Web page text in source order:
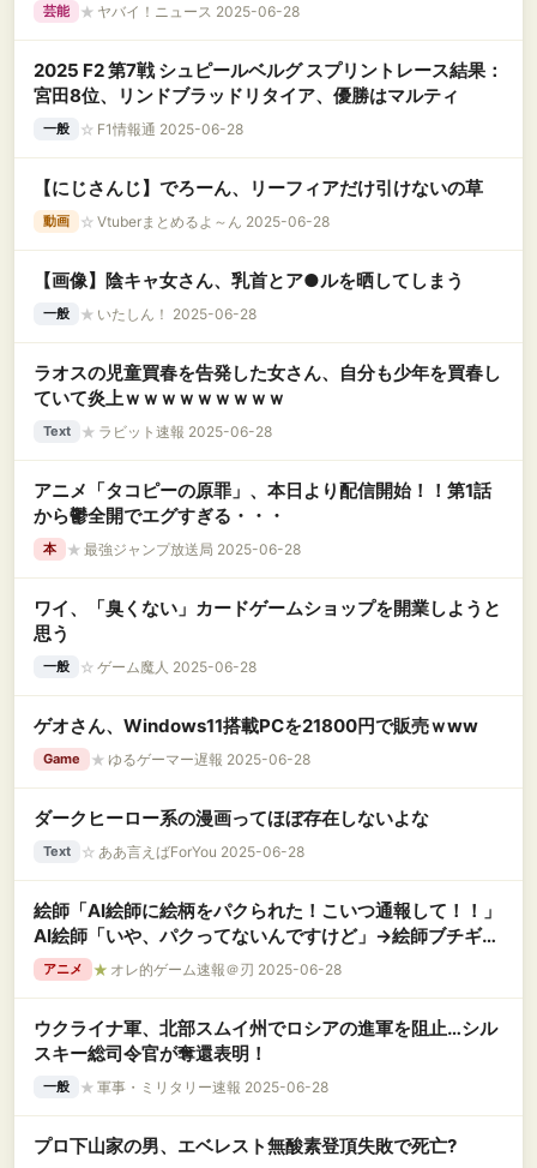
芸能 ★ ヤバイ！ニュース 2025-06-28
2025 F2 第7戦 シュピールベルグ スプリントレース結果：
宮田8位、リンドブラッドリタイア、優勝はマルティ
一般 ☆ F1情報通 2025-06-28
【にじさんじ】でろーん、リーフィアだけ引けないの草
動画 ☆ Vtuberまとめるよ～ん 2025-06-28
【画像】陰キャ女さん、乳首とア●ルを晒してしまう
一般 ★ いたしん！ 2025-06-28
ラオスの児童買春を告発した女さん、自分も少年を買春し
ていて炎上ｗｗｗｗｗｗｗｗｗ
Text ★ ラビット速報 2025-06-28
アニメ「タコピーの原罪」、本日より配信開始！！第1話
から鬱全開でエグすぎる・・・
本 ★ 最強ジャンプ放送局 2025-06-28
ワイ、「臭くない」カードゲームショップを開業しようと
思う
一般 ☆ ゲーム魔人 2025-06-28
ゲオさん、Windows11搭載PCを21800円で販売ｗww
Game ★ ゆるゲーマー遅報 2025-06-28
ダークヒーロー系の漫画ってほぼ存在しないよな
Text ☆ ああ言えばForYou 2025-06-28
絵師「AI絵師に絵柄をパクられた！こいつ通報して！！」
AI絵師「いや、パクってないんですけど」→絵師ブチギレ
「本当に気持ち悪い。人間性どうなってんの」大戦争へ
アニメ ★ オレ的ゲーム速報＠刃 2025-06-28
ウクライナ軍、北部スムイ州でロシアの進軍を阻止…シル
スキー総司令官が奪還表明！
一般 ★ 軍事・ミリタリー速報 2025-06-28
プロ下山家の男、エベレスト無酸素登頂失敗で死亡?